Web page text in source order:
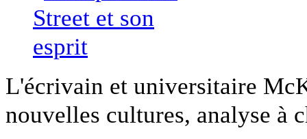
L'écrivain et universitaire
nouvelles cultures, analyse à